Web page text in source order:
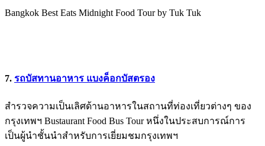
Bangkok Best Eats Midnight Food Tour by Tuk Tuk
7. รถบัสทานอาหาร แบงค็อกบัสตรอง
สำรวจความเป็นเลิศด้านอาหารในสถานที่ท่องเที่ยวต่างๆ ของ
กรุงเทพฯ Bustaurant Food Bus Tour หนึ่งในประสบการณ์การ
เป็นผู้นำชั้นนำสำหรับการเยี่ยมชมกรุงเทพฯ